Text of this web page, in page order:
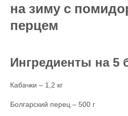
на зиму с
перцем
Ингредиенты на 5
Кабачки – 1,2 кг
Болгарский перец – 500 г